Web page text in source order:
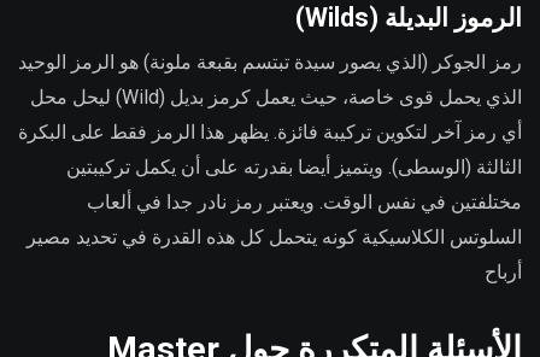
الرموز البديلة (Wilds)
رمز الجوكر (الذي يصور سيدة تبتسم بقبعة ملونة) هو الرمز الوحيد
الذي يحمل قوى خاصة، حيث يعمل كرمز بديل (Wild) ليحل محل
أي رمز آخر لتكوين تركيبة فائزة. يظهر هذا الرمز فقط على البكرة
الثالثة (الوسطى). ويتميز أيضا بقدرته على أن يكمل تركيبتين
مختلفتين في نفس الوقت. ويعتبر رمز نادر جدا في ألعاب
السلوتس الكلاسيكية كونه يتحمل كل هذه القدرة في تحديد مصير
أرباح
الأسئلة المتكررة حول Master